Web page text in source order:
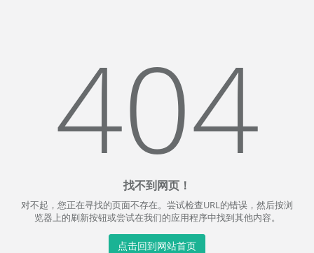
404
找不到网页！
对不起，您正在寻找的页面不存在。尝试检查URL的错误，然后按浏
览器上的刷新按钮或尝试在我们的应用程序中找到其他内容。
点击回到网站首页